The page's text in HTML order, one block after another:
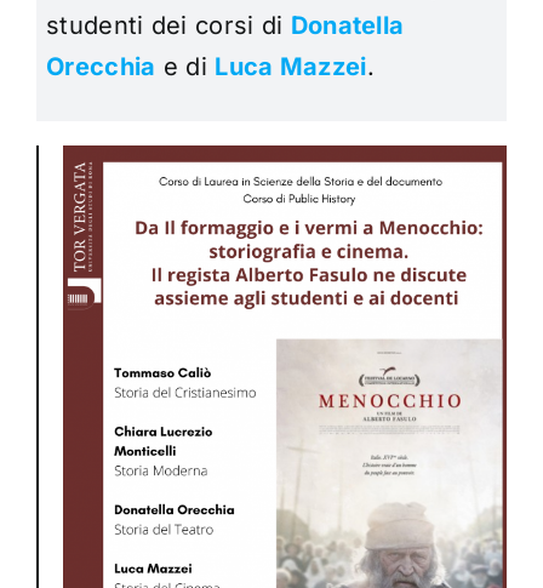
studenti dei corsi di Donatella
Orecchia e di Luca Mazzei.